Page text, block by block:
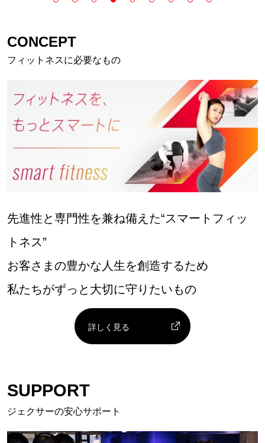
CONCEPT
フィットネスに必要なもの
先進性と専門性を兼ね備えた“スマートフィッ
トネス”
お客さまの豊かな人生を創造するため
私たちがずっと大切に守りたいもの
詳しく見る
SUPPORT
ジェクサーの安心サポート